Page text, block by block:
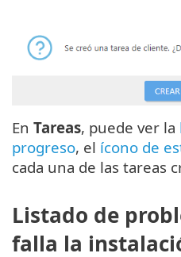
En Tareas, puede ver la
progreso, el ícono de
cada una de las tareas
Listado de
falla la